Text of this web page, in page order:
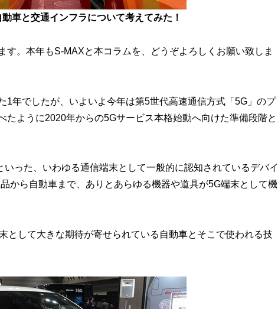
車と交通インフラについて考えてみた！
。本年もS-MAXと本コラムを、どうぞよろしくお願い致しま
1年でしたが、いよいよ今年は第5世代高速通信方式「5G」のプ
たように2020年からの5Gサービス本格始動へ向けた準備段階と
った、いわゆる通信端末として一般的に認知されているデバイ
から自動車まで、ありとあらゆる機器や道具が5G端末として機
として大きな期待が寄せられている自動車とそこで使われる技